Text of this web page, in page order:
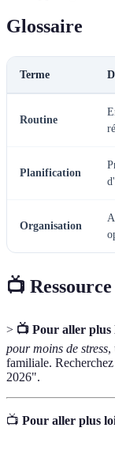
Glossaire
Terme
Routine
Planification
Organisation
📺
> 📺 Pour aller plus
pour moins de stress,
familiale.
2026".
📺 Pour aller plus